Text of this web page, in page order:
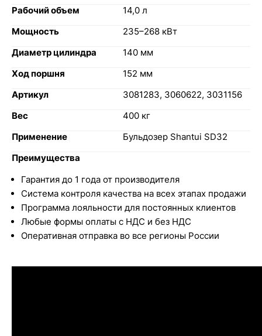
Рабочий объем
14,0 л
Мощность
235–268 кВт
Диаметр цилиндра
140 мм
Ход поршня
152 мм
Артикул
3081283, 3060622, 3031156
Вес
400 кг
Применение
Бульдозер Shantui SD32
Преимущества
Гарантия до 1 года от производителя
Система контроля качества на всех этапах продажи
Программа лояльности для постоянных клиентов
Любые формы оплаты с НДС и без НДС
Оперативная отправка во все регионы России